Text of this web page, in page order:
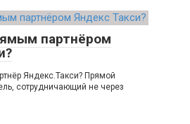
партнёром
Яндекс.Такси? Прямой
сотрудничающий не через